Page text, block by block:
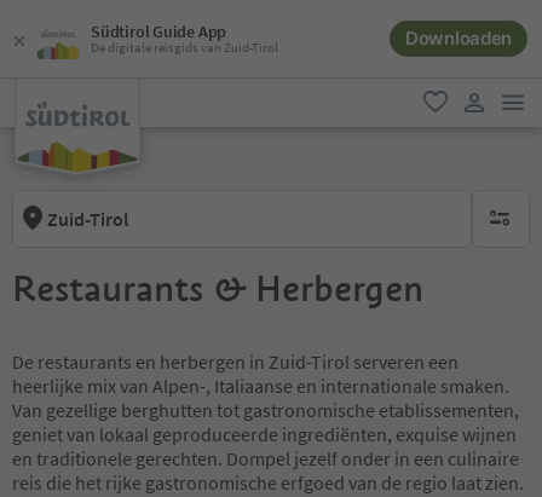
Südtirol Guide App
De digitale reisgids van Zuid-Tirol Downloaden
favoriet
Zuid-Tirol geen
Restaurants & Herbergen
De restaurants en herbergen in Zuid-Tirol serveren een
heerlijke mix van Alpen-, Italiaanse en internationale smaken.
Van gezellige berghutten tot gastronomische etablissementen,
geniet van lokaal geproduceerde ingrediënten, exquise wijnen
en traditionele gerechten. Dompel jezelf onder in een culinaire
reis die het rijke gastronomische erfgoed van de regio laat zien.